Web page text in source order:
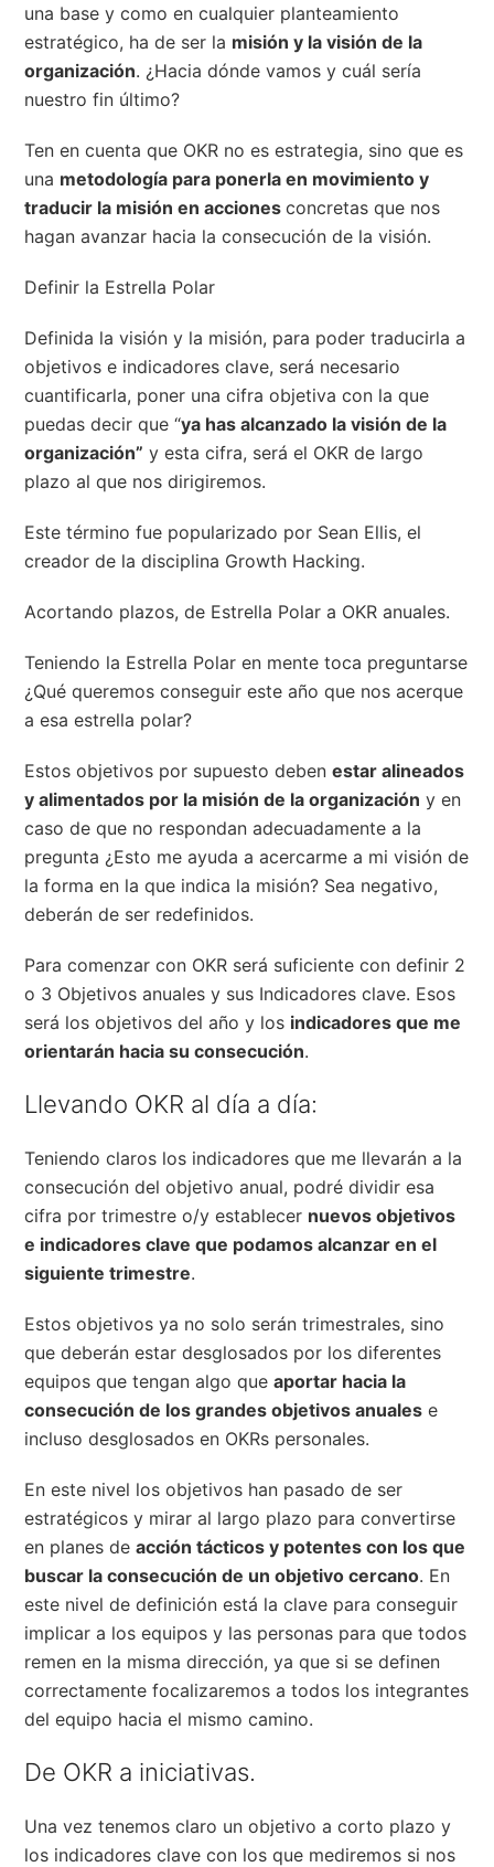
una base y como en cualquier planteamiento
estratégico, ha de ser la misión y la visión de la
organización. ¿Hacia dónde vamos y cuál sería
nuestro fin último?
Ten en cuenta que OKR no es estrategia, sino que es
una metodología para ponerla en movimiento y
traducir la misión en accionesconcretas que nos
hagan avanzar hacia la consecución de la visión.
Definir la Estrella Polar
Definida la visión y la misión, para poder traducirla a
objetivos e indicadores clave, será necesario
cuantificarla, poner una cifra objetiva con la que
puedas decir que “ya has alcanzado la visión de la
organización” y esta cifra, será el OKR de largo
plazo al que nos dirigiremos.
Este término fue popularizado por Sean Ellis, el
creador de la disciplina Growth Hacking.
Acortando plazos, de Estrella Polar a OKR anuales.
Teniendo la Estrella Polar en mente toca preguntarse
¿Qué queremos conseguir este año que nos acerque
a esa estrella polar?
Estos objetivos por supuesto debenestar alineados
y alimentados por la misión de la organización y en
caso de que no respondan adecuadamente a la
pregunta ¿Esto me ayuda a acercarme a mi visión de
la forma en la que indica la misión? Sea negativo,
deberán de ser redefinidos.
Para comenzar con OKR será suficiente con definir 2
o 3 Objetivos anuales y sus Indicadores clave. Esos
será los objetivos del año y los indicadores que me
orientarán hacia su consecución.
Llevando OKR al día a día:
Teniendo claros los indicadores que me llevarán a la
consecución del objetivo anual, podré dividir esa
cifra por trimestre o/y establecer nuevos objetivos
e indicadores clave que podamos alcanzar en el
siguiente trimestre.
Estos objetivos ya no solo serán trimestrales, sino
que deberán estar desglosados por los diferentes
equipos que tengan algo queaportar hacia la
consecución de los grandes objetivos anuales e
incluso desglosados en OKRs personales.
En este nivel los objetivos han pasado de ser
estratégicos y mirar al largo plazo para convertirse
en planes deacción tácticos y potentes con los que
buscar la consecución de un objetivo cercano. En
este nivel de definición está la clave para conseguir
implicar a los equipos y las personas para que todos
remen en la misma dirección, ya que si se definen
correctamente focalizaremos a todos los integrantes
del equipo hacia el mismo camino.
De OKR a iniciativas.
Una vez tenemos claro un objetivo a corto plazo y
los indicadores clave con los que mediremos si nos